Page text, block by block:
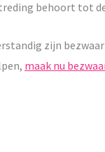
behoort tot
zijn
maak nu